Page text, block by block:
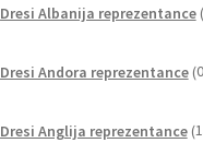
Dresi Albanija reprezentance
Dresi Andora reprezentance 0
Dresi Anglija reprezentance